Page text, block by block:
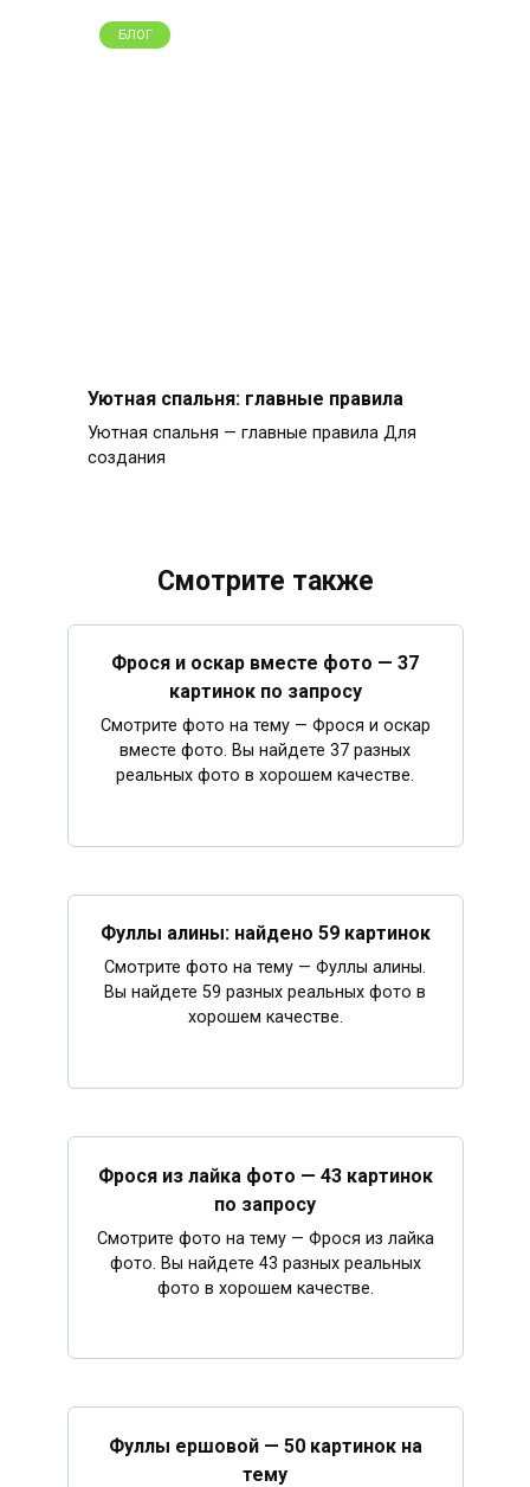
БЛОГ
Уютная спальня: главные правила
Уютная спальня — главные правила Для
создания
Смотрите также
Фрося и оскар вместе фото — 37
картинок по запросу
Смотрите фото на тему — Фрося и оскар
вместе фото. Вы найдете 37 разных
реальных фото в хорошем качестве.
Фуллы алины: найдено 59 картинок
Смотрите фото на тему — Фуллы алины.
Вы найдете 59 разных реальных фото в
хорошем качестве.
Фрося из лайка фото — 43 картинок
по запросу
Смотрите фото на тему — Фрося из лайка
фото. Вы найдете 43 разных реальных
фото в хорошем качестве.
Фуллы ершовой — 50 картинок на
тему